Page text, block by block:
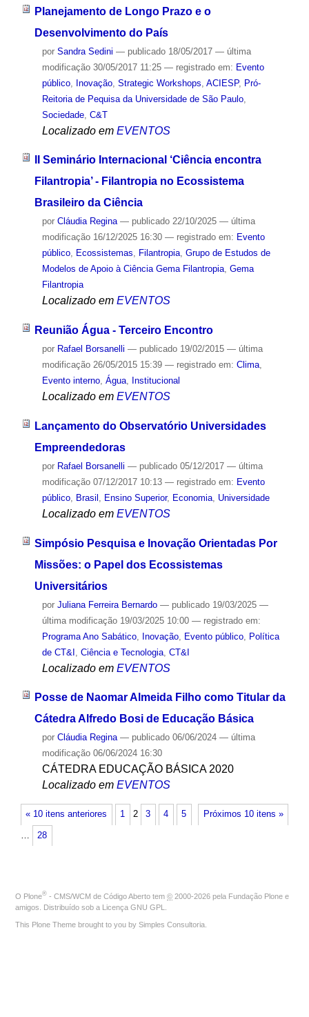
Planejamento de Longo Prazo e o
Desenvolvimento do País
por Sandra Sedini — publicado18/05/2017 — última
modificação30/05/2017 11:25 — registrado em: Evento
público, Inovação, Strategic Workshops ACIESP, Pró-
Reitoria de Pequisa da Universidade de São Paulo,
Sociedade, C&T
Localizado em EVENTOS
II Seminário Internacional ‘Ciência encontra
Filantropia’ - Filantropia no Ecossistema
Brasileiro da Ciência
por Cláudia Regina — publicado22/10/2025 — última
modificação16/12/2025 16:30 — registrado em: Evento
público, Ecossistemas, Filantropia, Grupo de Estudos de
Modelos de Apoio à Ciência Gema Filantropia, Gema
Filantropia
Localizado em EVENTOS
Reunião Água - Terceiro Encontro
por Rafael Borsanelli — publicado19/02/2015 — última
modificação26/05/2015 15:39 — registrado em: Clima,
Evento interno, Água, Institucional
Localizado em EVENTOS
Lançamento do Observatório Universidades
Empreendedoras
por Rafael Borsanelli — publicado05/12/2017 — última
modificação07/12/2017 10:13 — registrado em: Evento
público, Brasil Ensino Superior, Economia, Universidade
Localizado em EVENTOS
Simpósio Pesquisa e Inovação Orientadas Por
Missões: o Papel dos Ecossistemas
Universitários
por Juliana Ferreira Bernardo — publicado19/03/2025 —
última modificação19/03/2025 10:00 — registrado em:
Programa Ano Sabático, Inovação, Evento público, Política
de CT&I Ciência e Tecnologia, CT&I
Localizado em EVENTOS
Posse de Naomar Almeida Filho como Titular da
Cátedra Alfredo Bosi de Educação Básica
por Cláudia Regina — publicado06/06/2024 — última
modificação06/06/2024 16:30
CÁTEDRA EDUCAÇÃO BÁSICA 2020
Localizado em EVENTOS
« 10 itens anteriores Próximos 10 itens »
1 2 3 4 5
… 28
O Plone® - CMS/WCM de Código Aberto tem © 2000-2026 pela Fundação Plone e
amigos. Distribuído sob a Licença GNU GPL
This Plone Theme brought to you by Simples Consultoria